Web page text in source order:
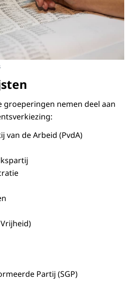
groeperingen nemen deel aan
van de Arbeid (PvdA)
Partij (SGP)